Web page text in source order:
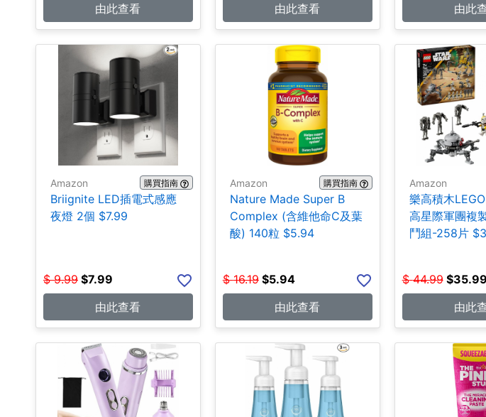
由此查看
由此查看
由此
Amazon 購買指南
Briignite LED插電式感應
夜燈 2個 $7.99
$ 9.99 $7.99
由此查看
Amazon 購買指南
Nature Made Super B
Complex (含維他命C及葉
酸) 140粒 $5.94
$ 16.19 $5.94
由此查看
Amazon
樂高積木
高星際軍團複
鬥組-258片
$ 44.99 $35.99
由此